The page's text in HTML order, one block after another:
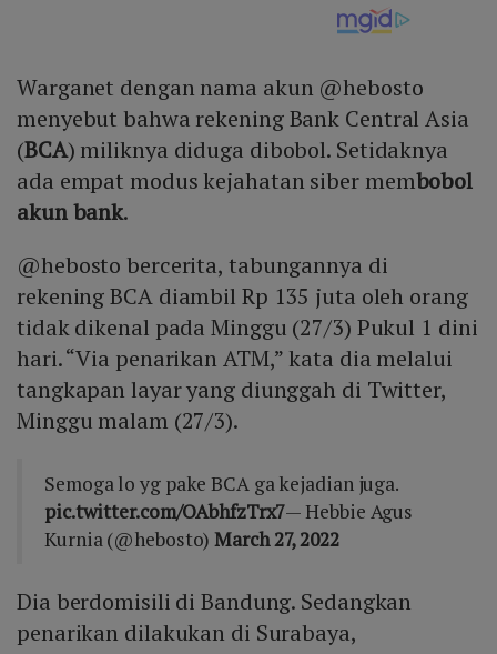
Warganet dengan nama akun @hebosto
menyebut bahwa rekening Bank Central Asia
(BCA) miliknya diduga dibobol. Setidaknya
ada empat modus kejahatan siber membobol
akun bank.
@hebosto bercerita, tabungannya di
rekening BCA diambil Rp 135 juta oleh orang
tidak dikenal pada Minggu (27/3) Pukul 1 dini
hari. “Via penarikan ATM,” kata dia melalui
tangkapan layar yang diunggah di Twitter,
Minggu malam (27/3).
Semoga lo yg pake BCA ga kejadian juga.
pic.twitter.com/OAbhfzTrx7— Hebbie Agus
Kurnia (@hebosto)March 27, 2022
Dia berdomisili di Bandung. Sedangkan
penarikan dilakukan di Surabaya,